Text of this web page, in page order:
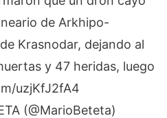
de Arkhipo-
Krasnodar, dejando al
y 47 heridas, luego
uzjKfJ2fA4
(@MarioBeteta)